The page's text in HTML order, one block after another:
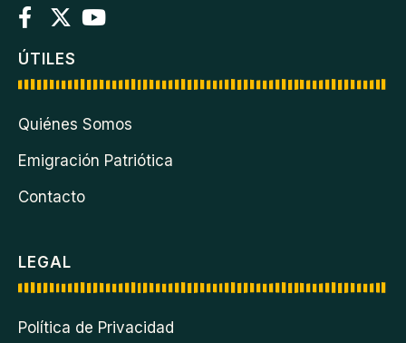
ÚTILES
Quiénes Somos
Emigración Patriótica
Contacto
LEGAL
Política de Privacidad